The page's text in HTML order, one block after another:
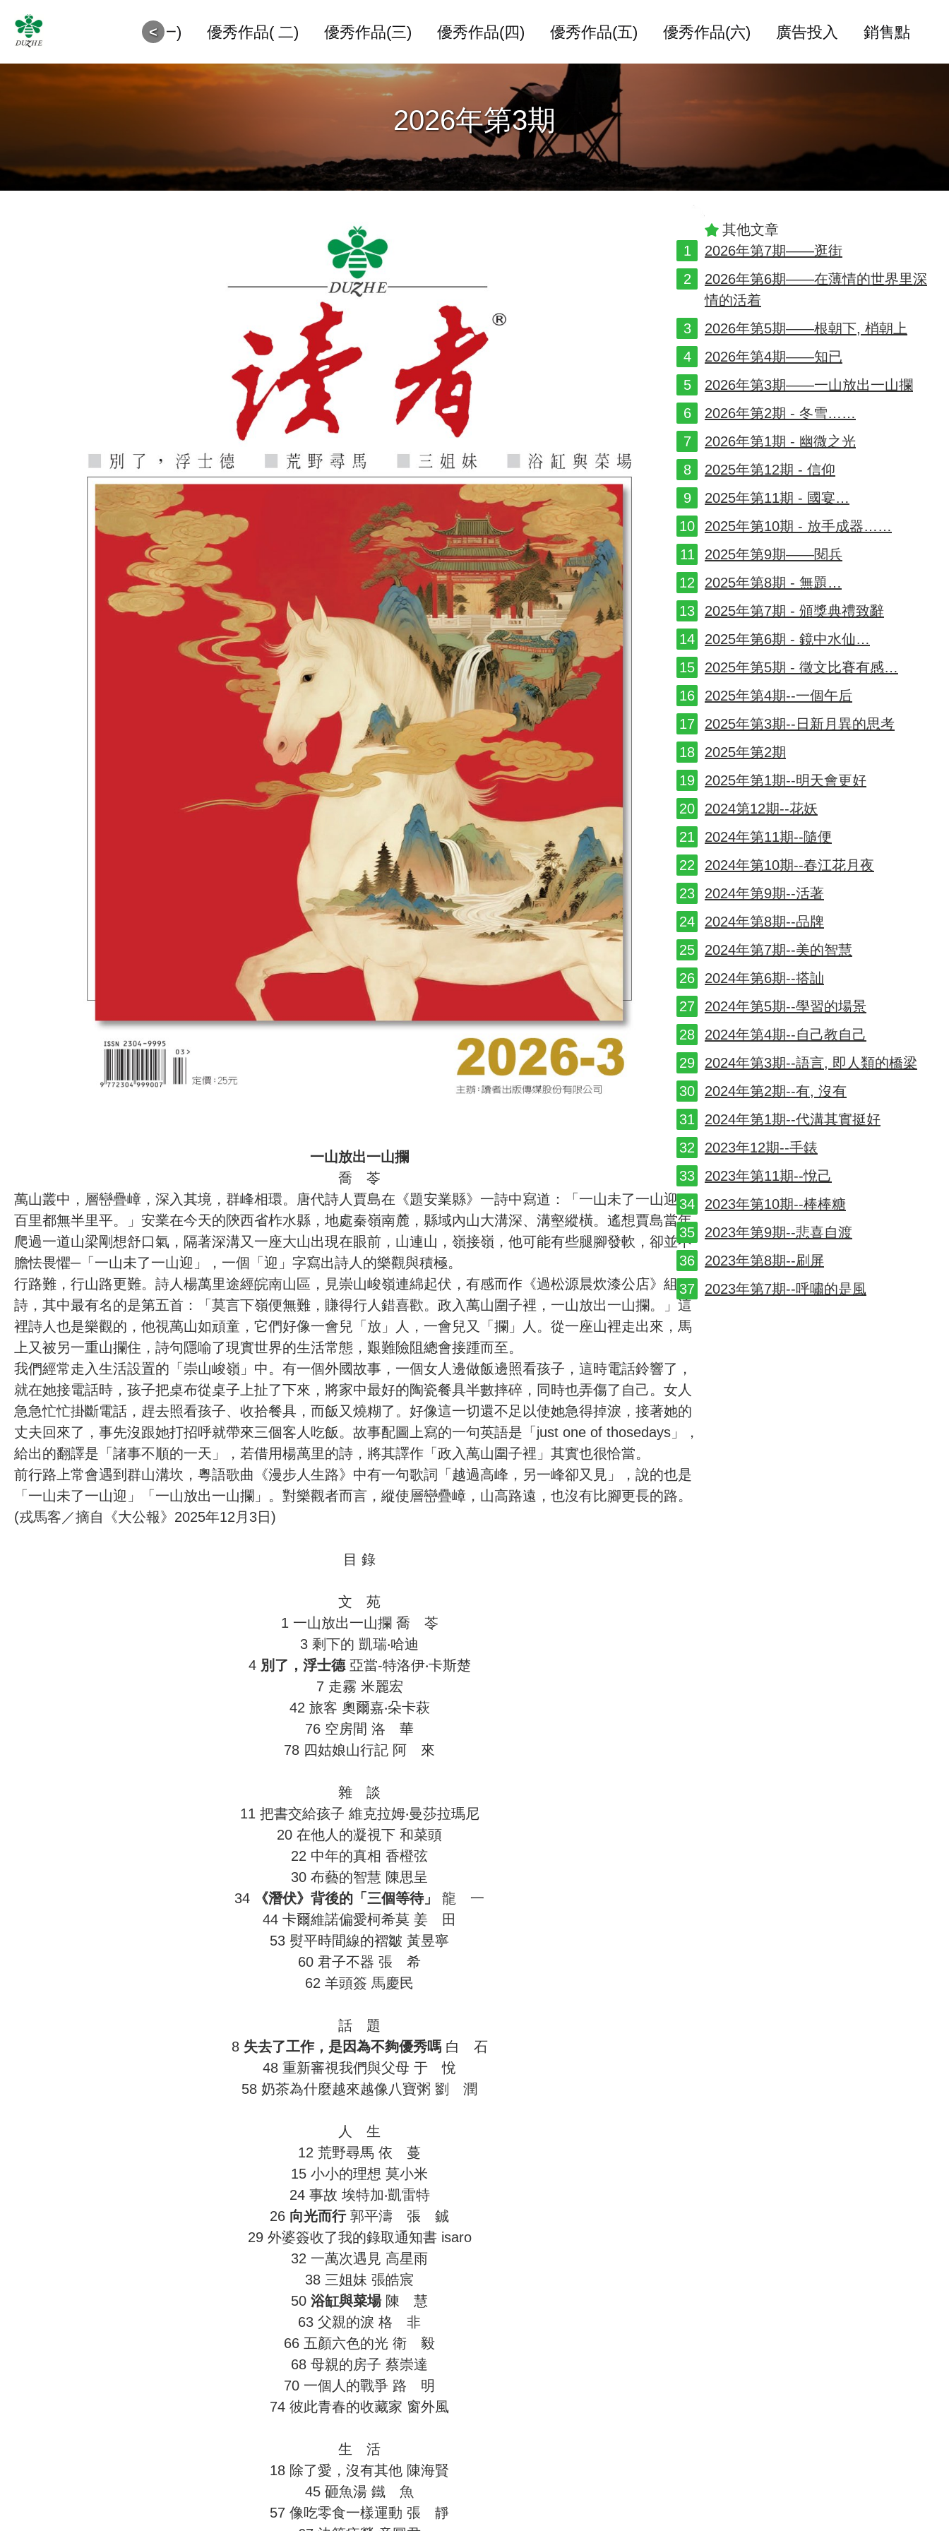
<
作品 優秀作品(一) 優秀作品( 二) 優秀作品(三) 優秀作品(四) 優秀作品(五) 優秀作品(六) 廣告投入 銷售點
2026年第3期
一山放出一山攔
喬 苓
萬山叢中，層巒疊嶂，深入其境，群峰相環。唐代詩人賈島在《題安業縣》一詩中寫道：「一山未了一山迎，
百里都無半里平。」安業在今天的陝西省柞水縣，地處秦嶺南麓，縣域內山大溝深、溝壑縱橫。遙想賈島當年
爬過一道山梁剛想舒口氣，隔著深溝又一座大山出現在眼前，山連山，嶺接嶺，他可能有些腿腳發軟，卻並不
膽怯畏懼─「一山未了一山迎」，一個「迎」字寫出詩人的樂觀與積極。
行路難，行山路更難。詩人楊萬里途經皖南山區，見崇山峻嶺連綿起伏，有感而作《過松源晨炊漆公店》組
詩，其中最有名的是第五首：「莫言下嶺便無難，賺得行人錯喜歡。政入萬山圍子裡，一山放出一山攔。」這
裡詩人也是樂觀的，他視萬山如頑童，它們好像一會兒「放」人，一會兒又「攔」人。從一座山裡走出來，馬
上又被另一重山攔住，詩句隱喻了現實世界的生活常態，艱難險阻總會接踵而至。
我們經常走入生活設置的「崇山峻嶺」中。有一個外國故事，一個女人邊做飯邊照看孩子，這時電話鈴響了，
就在她接電話時，孩子把桌布從桌子上扯了下來，將家中最好的陶瓷餐具半數摔碎，同時也弄傷了自己。女人
急急忙忙掛斷電話，趕去照看孩子、收拾餐具，而飯又燒糊了。好像這一切還不足以使她急得掉淚，接著她的
丈夫回來了，事先沒跟她打招呼就帶來三個客人吃飯。故事配圖上寫的一句英語是「just one of thosedays」，
給出的翻譯是「諸事不順的一天」，若借用楊萬里的詩，將其譯作「政入萬山圍子裡」其實也很恰當。
前行路上常會遇到群山溝坎，粵語歌曲《漫步人生路》中有一句歌詞「越過高峰，另一峰卻又見」，說的也是
「一山未了一山迎」「一山放出一山攔」。對樂觀者而言，縱使層巒疊嶂，山高路遠，也沒有比腳更長的路。
(戎馬客／摘自《大公報》2025年12月3日)
目 錄
文 苑
1 一山放出一山攔 喬 苓
3 剩下的 凱瑞‧哈迪
4 別了，浮士德 亞當-特洛伊‧卡斯楚
7 走霧 米麗宏
42 旅客 奧爾嘉‧朵卡萩
76 空房間 洛 華
78 四姑娘山行記 阿 來
雜 談
11 把書交給孩子 維克拉姆‧曼莎拉瑪尼
20 在他人的凝視下 和菜頭
22 中年的真相 香橙弦
30 布藝的智慧 陳思呈
34
《潛伏》背後的「三個等待」 龍 一
44 卡爾維諾偏愛柯希莫 姜 田
53 熨平時間線的褶皺 黃昱寧
60 君子不器 張 希
62 羊頭簽 馬慶民
話 題
8 失去了工作，是因為不夠優秀嗎 白 石
48 重新審視我們與父母 于 悅
58 奶茶為什麼越來越像八寶粥 劉 潤
人 生
12 荒野尋馬 依 蔓
15 小小的理想 莫小米
24 事故 埃特加‧凱雷特
26 向光而行 郭平濤 張 鋮
29 外婆簽收了我的錄取通知書 isaro
32 一萬次遇見 高星雨
38 三姐妹 張皓宸
50 浴缸與菜場 陳 慧
63 父親的淚 格 非
66 五顏六色的光 衛 毅
68 母親的房子 蔡崇達
70 一個人的戰爭 路 明
74 彼此青春的收藏家 窗外風
生 活
18 除了愛，沒有其他 陳海賢
45 砸魚湯 鐵 魚
57 像吃零食一樣運動 張 靜
其他文章
2026年第7期——逛街
2026年第6期——在薄情的世界里深
情的活着
2026年第5期——根朝下, 梢朝上
2026年第4期——知已
2026年第3期——一山放出一山攔
2026年第2期 - 冬雪……
2026年第1期 - 幽微之光
2025年第12期 - 信仰
2025年第11期 - 國宴…
2025年第10期 - 放手成器……
2025年第9期——閱兵
2025年第8期 - 無題…
2025年第7期 - 頒獎典禮致辭
2025年第6期 - 鏡中水仙…
2025年第5期 - 徵文比賽有感…
2025年第4期--一個午后
2025年第3期--日新月異的思考
2025年第2期
2025年第1期--明天會更好
2024第12期--花妖
2024年第11期--隨便
2024年第10期--春江花月夜
2024年第9期--活著
2024年第8期--品牌
2024年第7期--美的智慧
2024年第6期--搭訕
2024年第5期--學習的場景
2024年第4期--自己教自己
2024年第3期--語言, 即人類的橋梁
2024年第2期--有, 沒有
2024年第1期--代溝其實挺好
2023年12期--手錶
2023年第11期--悅己
2023年第10期--棒棒糖
2023年第9期--悲喜自渡
2023年第8期--刷屏
2023年第7期--呼嘯的是風